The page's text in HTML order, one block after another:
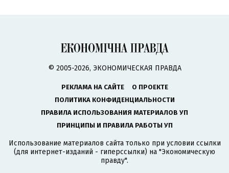
© 2005-2026, ЭКОНОМИЧЕСКАЯ ПРАВДА
РЕКЛАМА НА САЙТЕ
О ПРОЕКТЕ
ПОЛИТИКА КОНФИДЕНЦИАЛЬНОСТИ
ПРАВИЛА ИСПОЛЬЗОВАНИЯ МАТЕРИАЛОВ УП
ПРИНЦИПЫ И ПРАВИЛА РАБОТЫ УП
Использование материалов сайта только при условии ссылки
(для интернет-изданий - гиперссылки) на "Экономическую
правду".